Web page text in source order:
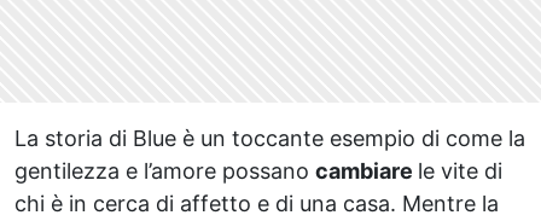
La storia di Blue è un toccante esempio di come la
gentilezza e l’amore possano cambiare le vite di
chi è in cerca di affetto e di una casa. Mentre la